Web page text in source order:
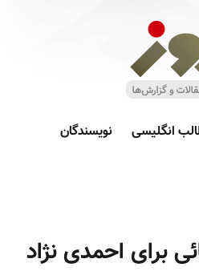
انگلیسی نویسندگان
برای احمدی نژاد